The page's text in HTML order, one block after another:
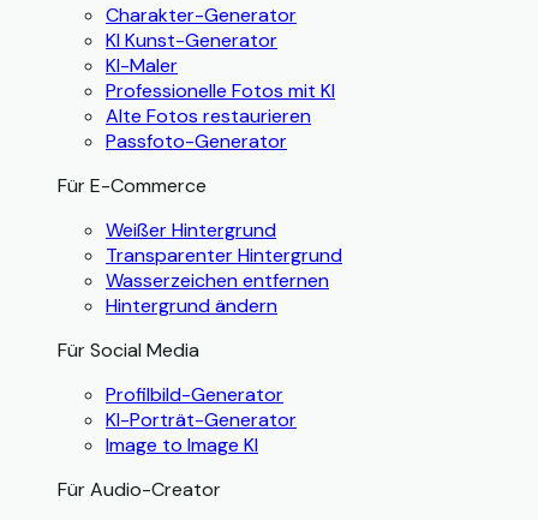
Charakter-Generator
KI Kunst-Generator
KI-Maler
Professionelle Fotos mit KI
Alte Fotos restaurieren
Passfoto-Generator
Für E-Commerce
Weißer Hintergrund
Transparenter Hintergrund
Wasserzeichen entfernen
Hintergrund ändern
Für Social Media
Profilbild-Generator
KI-Porträt-Generator
Image to Image KI
Für Audio-Creator